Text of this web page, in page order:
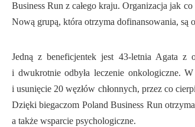
Business Run z całego kraju. Organizacja jak
Nową grupą, która otrzyma dofinansowania, są
Jedną z beneficjentek jest 43-letnia Agata z
i dwukrotnie odbyła leczenie onkologiczne.
i usunięcie 20 węzłów chłonnych, przez co
Dzięki biegaczom Poland Business Run
a także wsparcie psychologiczne.